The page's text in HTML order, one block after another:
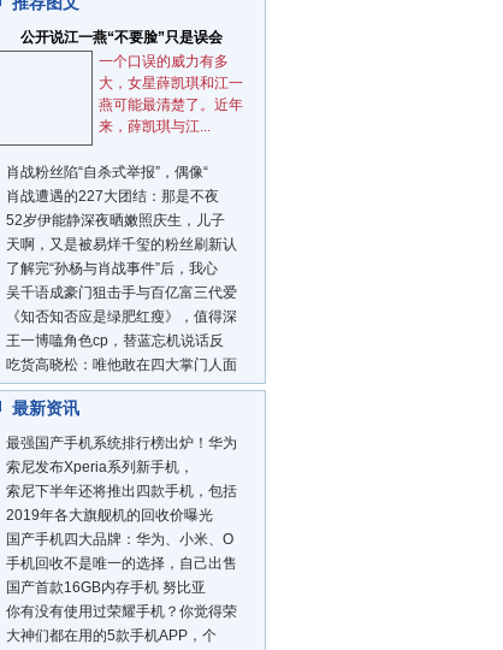
公开说江一燕“不要脸”只是误会
一个口误的威力有多
大，女星薛凯琪和江一
燕可能最清楚了。近年
来，薛凯琪与江...
肖战粉丝陷“自杀式举报”，偶像“
肖战遭遇的227大团结：那是不夜
52岁伊能静深夜晒嫩照庆生，儿子
天啊，又是被易烊千玺的粉丝刷新认
了解完“孙杨与肖战事件”后，我心
吴千语成豪门狙击手与百亿富三代爱
《知否知否应是绿肥红瘦》，值得深
王一博嗑角色cp，替蓝忘机说话反
吃货高晓松：唯他敢在四大掌门人面
最新资讯
最强国产手机系统排行榜出炉！华为
索尼发布Xperia系列新手机，
索尼下半年还将推出四款手机，包括
2019年各大旗舰机的回收价曝光
国产手机四大品牌：华为、小米、O
手机回收不是唯一的选择，自己出售
国产首款16GB内存手机 努比亚
你有没有使用过荣耀手机？你觉得荣
大神们都在用的5款手机APP，个